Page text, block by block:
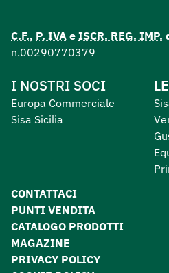
C.F., P. IVA e ISCR. REG. IMP.
n.00290770379
I NOSTRI SOCI
Europa Commerciale
Sisa Sicilia
CONTATTACI
PUNTI VENDITA
CATALOGO PRODOTTI
MAGAZINE
PRIVACY POLICY